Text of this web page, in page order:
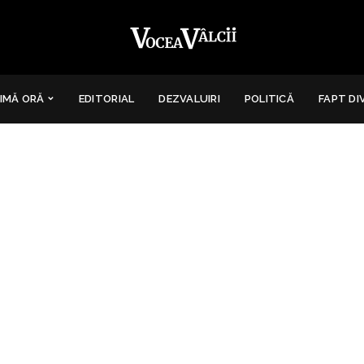
ORĂ EDITORIAL DEZVALUIRI POLITICĂ FAPT